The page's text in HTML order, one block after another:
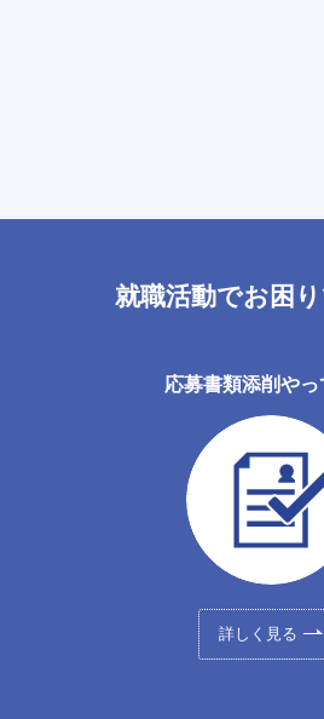
就職活動でお困
応募書類添削やっ
詳しく見る